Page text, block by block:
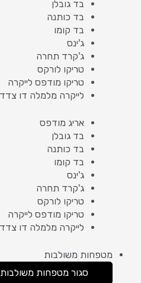
בד גובלן
בד כותנה
בד קומו
ג'ינס
ג'קרד תחרה
טריקו לורקס
טריקו מודפס לייקרה
לייקרה מלמלה דו
אריג מודפס
בד גובלן
בד כותנה
בד קומו
ג'ינס
ג'קרד תחרה
טריקו לורקס
טריקו מודפס לייקרה
לייקרה מלמלה דו
מטפחות משולבות
סגור מטפחות משולבות